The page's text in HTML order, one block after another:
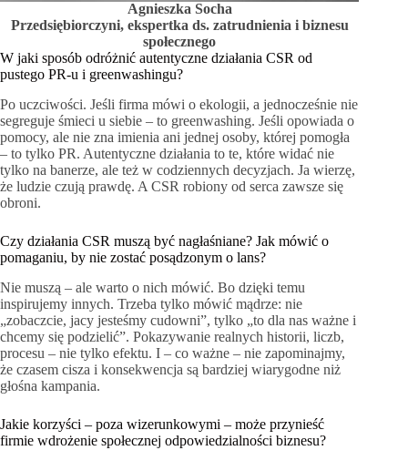
Agnieszka Socha
Przedsiębiorczyni, ekspertka ds. zatrudnienia i biznesu
społecznego
W jaki sposób odróżnić autentyczne działania CSR od
pustego PR-u i greenwashingu?
Po uczciwości. Jeśli firma mówi o ekologii, a jednocześnie nie
segreguje śmieci u siebie – to greenwashing. Jeśli opowiada o
pomocy, ale nie zna imienia ani jednej osoby, której pomogła
– to tylko PR. Autentyczne działania to te, które widać nie
tylko na banerze, ale też w codziennych decyzjach. Ja wierzę,
że ludzie czują prawdę. A CSR robiony od serca zawsze się
obroni.
Czy działania CSR muszą być nagłaśniane? Jak mówić o
pomaganiu, by nie zostać posądzonym o lans?
Nie muszą – ale warto o nich mówić. Bo dzięki temu
inspirujemy innych. Trzeba tylko mówić mądrze: nie
„zobaczcie, jacy jesteśmy cudowni”, tylko „to dla nas ważne i
chcemy się podzielić”. Pokazywanie realnych historii, liczb,
procesu – nie tylko efektu. I – co ważne – nie zapominajmy,
że czasem cisza i konsekwencja są bardziej wiarygodne niż
głośna kampania.
Jakie korzyści – poza wizerunkowymi – może przynieść
firmie wdrożenie społecznej odpowiedzialności biznesu?